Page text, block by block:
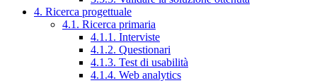
4. Ricerca progettuale
4.1. Ricerca primaria
4.1.1. Interviste
4.1.2. Questionari
4.1.3. Test di usabilità
4.1.4. Web analytics